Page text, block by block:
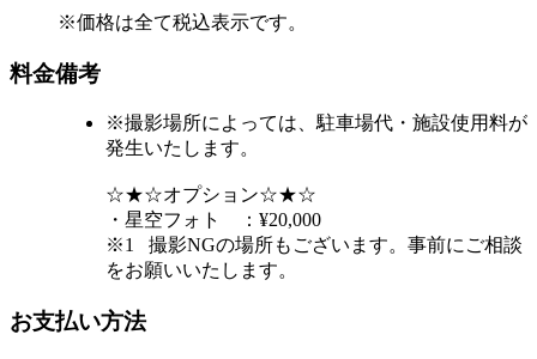
※価格は全て税込表示です。
料金備考
※撮影場所によっては、駐車場代・施設使用料が
発生いたします。
☆★☆オプション☆★☆
・星空フォト ：¥20,000
※1 撮影NGの場所もございます。事前にご相談
をお願いいたします。
お支払い方法